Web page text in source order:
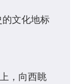
文化地标
，向西眺